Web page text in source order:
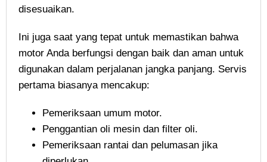
disesuaikan.
Ini juga saat yang tepat untuk memastikan bahwa
motor Anda berfungsi dengan baik dan aman untuk
digunakan dalam perjalanan jangka panjang. Servis
pertama biasanya mencakup:
Pemeriksaan umum motor.
Penggantian oli mesin dan filter oli.
Pemeriksaan rantai dan pelumasan jika